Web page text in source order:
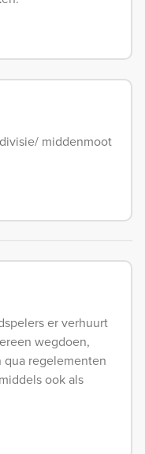
middenmoot
er verhuurt
wegdoen,
regelementen
ook als